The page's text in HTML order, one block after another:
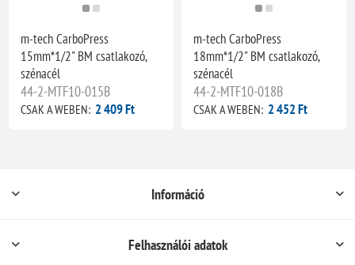
m-tech CarboPress
15mm*1/2" BM csatlakozó,
szénacél
44-2-MTF10-015B
CSAK A WEBEN: 2 409 Ft
m-tech CarboPress
18mm*1/2" BM csatlakozó,
szénacél
44-2-MTF10-018B
CSAK A WEBEN: 2 452 Ft
Információ
Felhasználói adatok